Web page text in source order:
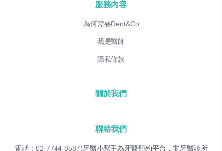
服務內容
為何需要Dent&Co
我是醫師
隱私條款
關於我們
聯絡我們
電話：02-7744-8587(牙醫小幫手為牙醫預約平台，非牙醫診所